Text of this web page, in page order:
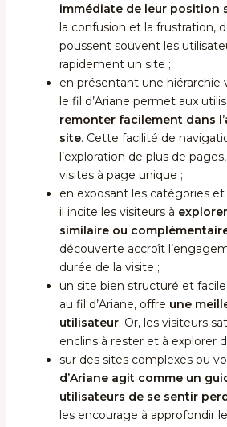
immédiate de leur position
la confusion et la frustration,
poussent souvent les
rapidement un site ;
en présentant une hiérarchie
le fil d’Ariane permet aux
remonter facilement dans
site. Cette facilité de
l’exploration de plus de
visites à page unique ;
en exposant les catégories
il incite les visiteurs à
similaire ou
découverte accroît
durée de la visite ;
un site bien structuré et
au fil d’Ariane, offre une
utilisateur. Or, les visiteurs
enclins à rester et à explorer
sur des sites complexes ou
d’Ariane agit comme un
utilisateurs de se sentir
les encourage à approfondir